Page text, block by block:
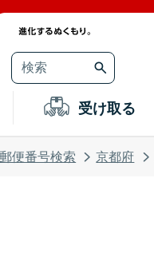
受け取る
郵便番号検索 京都府